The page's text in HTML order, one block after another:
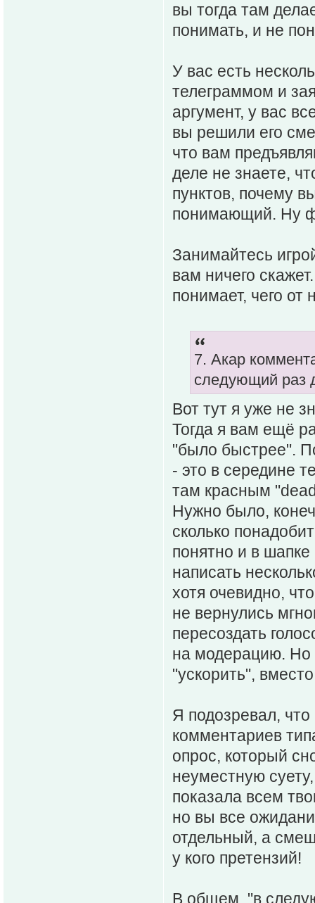
вы тогда там
понимать, и не
У вас есть
телеграммом и
аргумент, у вас
вы решили его
что вам
деле не знаете,
пунктов, почему
понимающий. Ну
Занимайтесь
вам ничего
понимает, чего от
7. Акар
следующий раз
Вот тут я уже не
Тогда я вам ещё
"было быстрее".
- это в середине
там красным
Нужно было,
сколько
понятно и в
написать
хотя очевидно,
не вернулись
пересоздать
на модерацию. Но
"ускорить",
Я подозревал, что
комментариев
опрос, который
неуместную
показала всем
но вы все
отдельный, а
у кого претензий!
В общем, "в